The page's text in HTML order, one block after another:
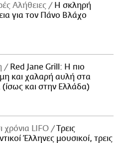
Αλήθειες
H σκληρή
για τον Πάνο Βλάχο
Red Jane Grill: Η πιο
και χαλαρή αυλή στα
(ίσως και στην Ελλάδα)
χρόνια LIFO
Tρεις
Έλληνες μουσικοί, τρεις